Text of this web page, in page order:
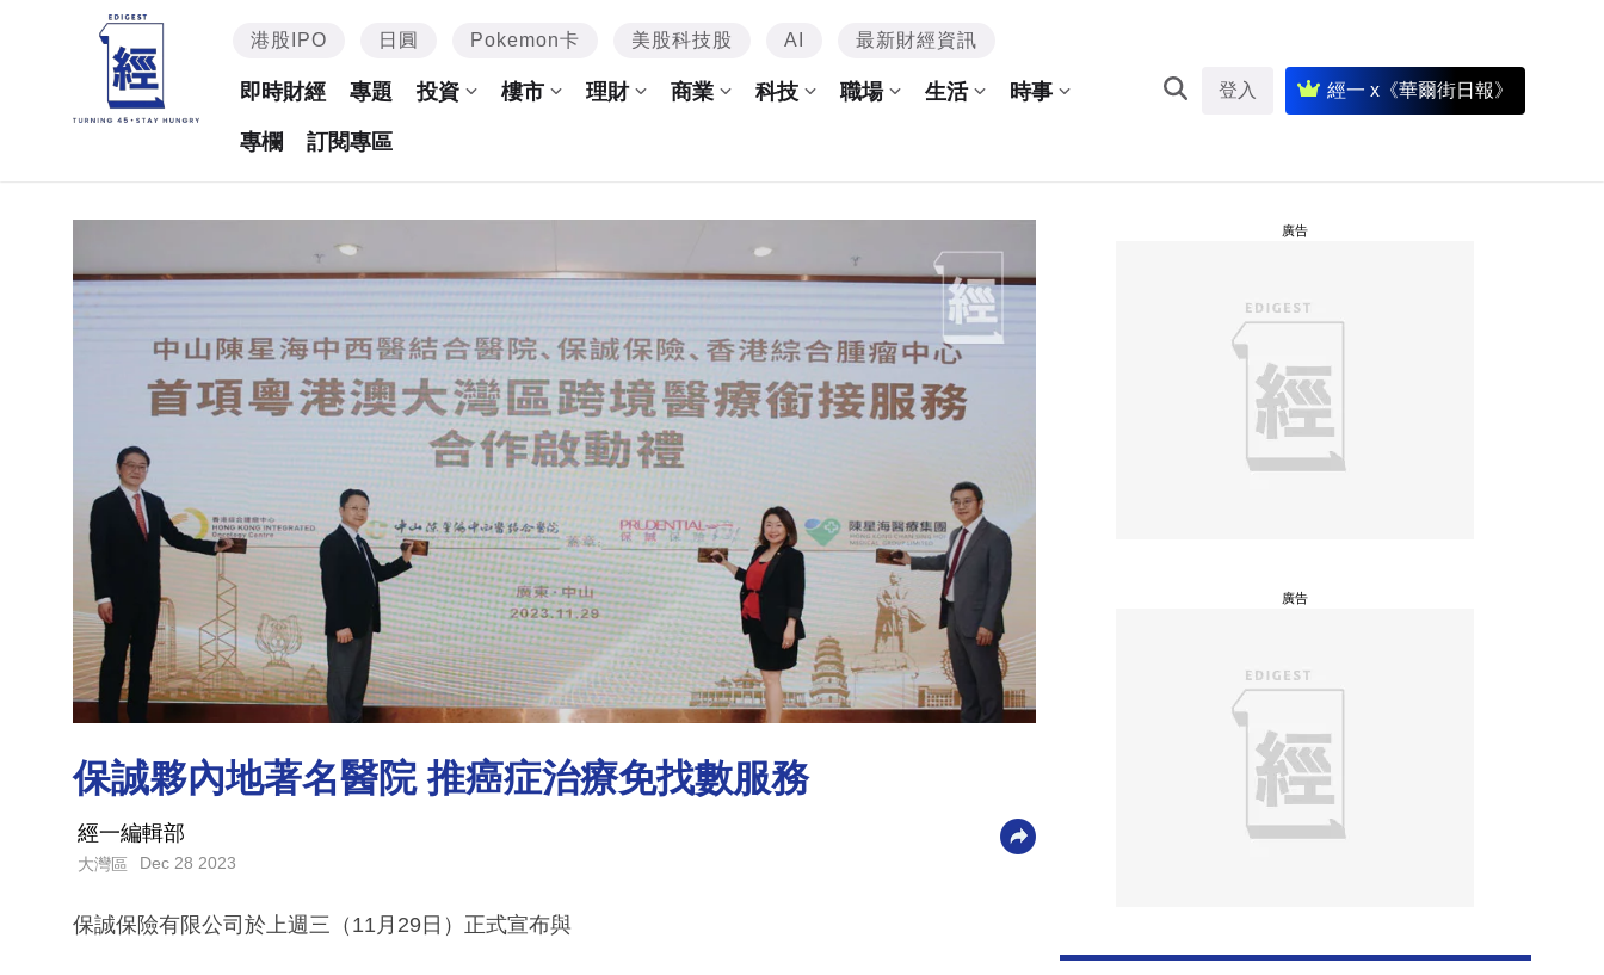
港股IPO 日圓 Pokemon卡 美股科技股 AI 最新財經資訊
即時財經 專題 投資 樓市 理財 商業 科技 職場 生活 時事
專欄 訂閱專區
登入 經一 x《華爾街日報》
保誠夥內地著名醫院 推癌症治療免找數服務
經一編輯部
大灣區 Dec 28 2023
保誠保險有限公司於上週三（11月29日）正式宣布與
廣告
廣告